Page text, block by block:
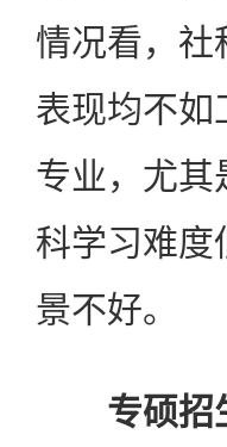
情况看，社
表现均不如
专业，尤其
科学习难度
景不好。
专硕招